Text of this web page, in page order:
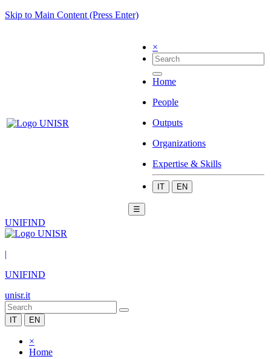
Skip to Main Content (Press Enter)
×
Home
People
Outputs
Organizations
Expertise & Skills
IT EN
☰
UNIFIND
|
UNIFIND
unisr.it
IT EN
×
Home